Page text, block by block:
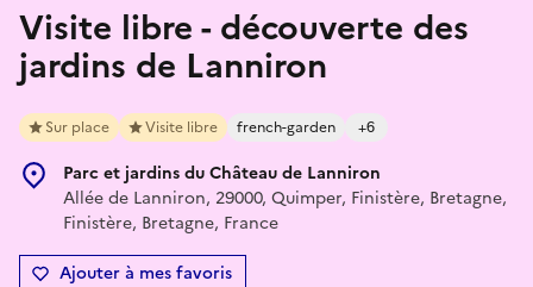
Visite libre - découverte des
jardins de Lanniron
Sur place Visite libre french-garden +6
Parc et jardins du Château de Lanniron
Allée de Lanniron, 29000, Quimper, Finistère, Bretagne,
Finistère, Bretagne, France
Ajouter à mes favoris